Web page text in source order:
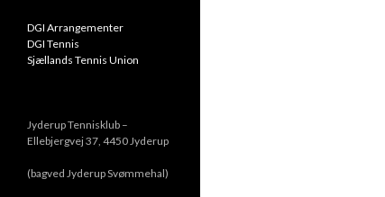
DGI Arrangementer
DGI Tennis
Sjællands Tennis Union
Jyderup Tennisklub –
Ellebjergvej 37, 4450 Jyderup
(bagved Jyderup Svømmehal)